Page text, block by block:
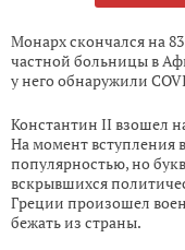
Монарх скончался на
частной больницы в
у него обнаружили
Константин II взошел на
На момент вступления
популярностью, но
вскрывшихся
Греции произошел
бежать из страны.